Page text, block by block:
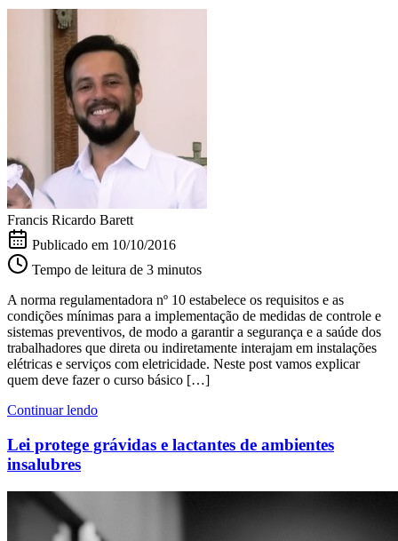
Francis Ricardo Barett
Publicado em 10/10/2016
Tempo de leitura de 3 minutos
A norma regulamentadora nº 10 estabelece os requisitos e as
condições mínimas para a implementação de medidas de controle e
sistemas preventivos, de modo a garantir a segurança e a saúde dos
trabalhadores que direta ou indiretamente interajam em instalações
elétricas e serviços com eletricidade. Neste post vamos explicar
quem deve fazer o curso básico […]
Continuar lendo
Lei protege grávidas e lactantes de ambientes
insalubres